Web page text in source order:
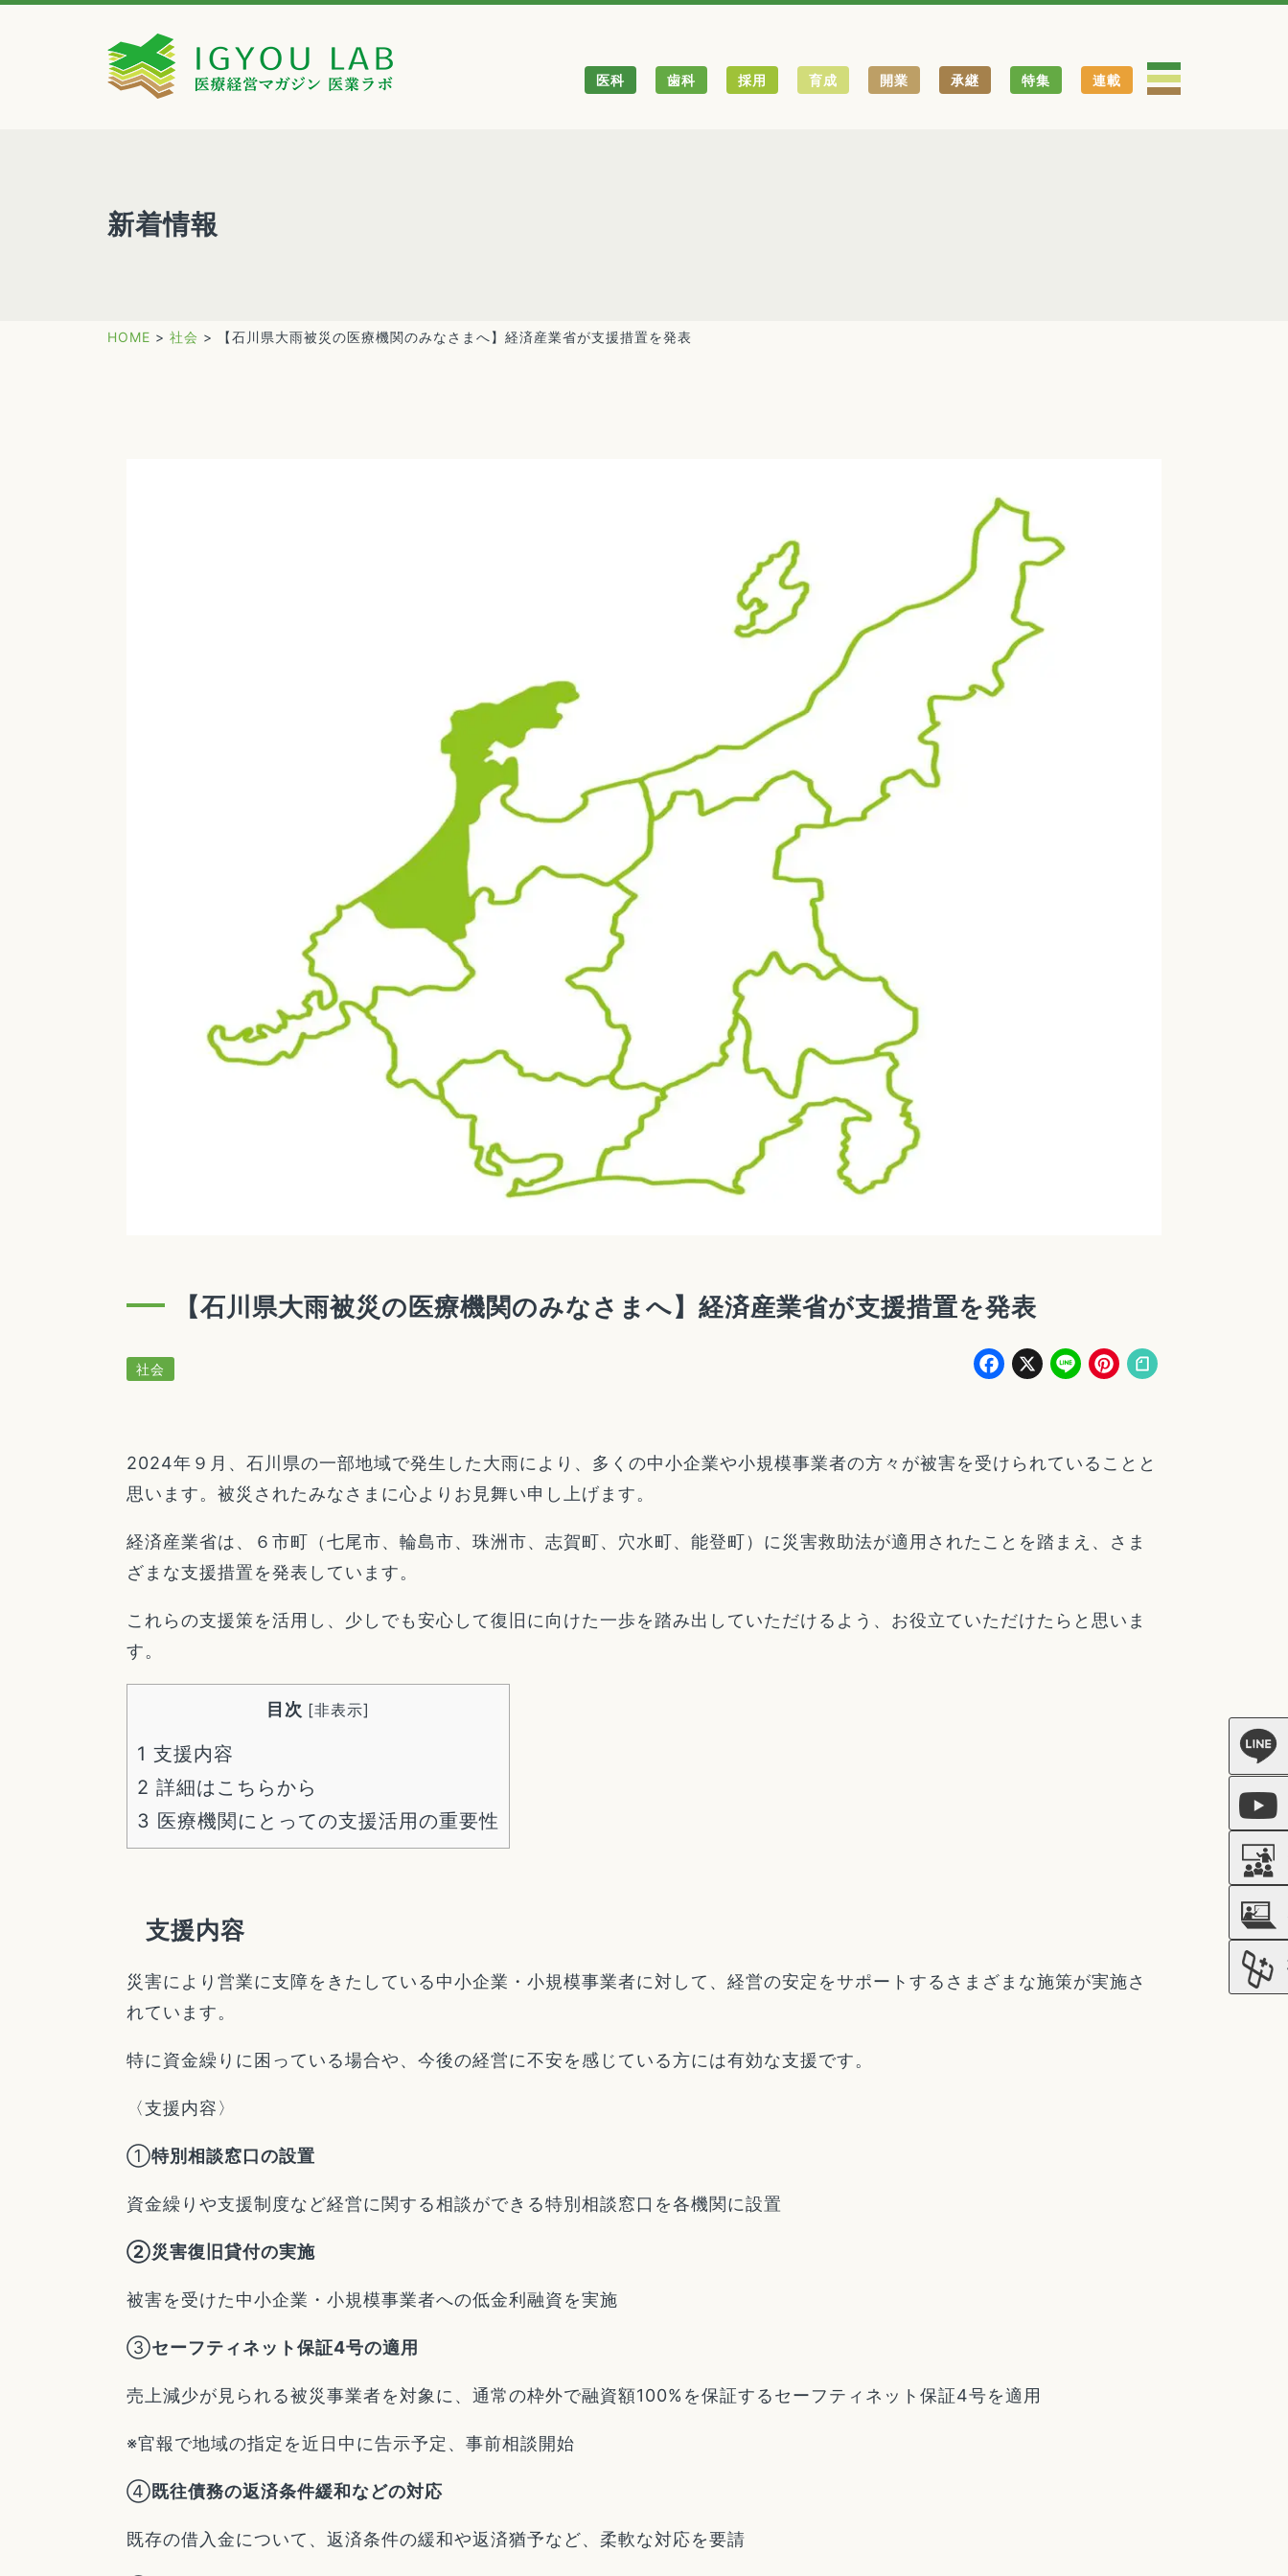
医科 歯科 採用 育成 開業 承継 特集 連載
新着情報
HOME > 社会 > 【石川県大雨被災の医療機関のみなさまへ】経済産業省が支援措置を発表
【石川県大雨被災の医療機関のみなさまへ】経済産業省が支援措置を発表
社会 Facebook
X LinePinterest
2024年９月、石川県の一部地域で発生した大雨により、多くの中小企業や小規模事業者の方々が被害を受けられていることと
思います。被災されたみなさまに心よりお見舞い申し上げます。
経済産業省は、６市町（七尾市、輪島市、珠洲市、志賀町、穴水町、能登町）に災害救助法が適用されたことを踏まえ、さま
ざまな支援措置を発表しています。
これらの支援策を活用し、少しでも安心して復旧に向けた一歩を踏み出していただけるよう、お役立ていただけたらと思いま
す。
目次 [非表示]
1 支援内容
2 詳細はこちらから
3 医療機関にとっての支援活用の重要性
支援内容
災害により営業に支障をきたしている中小企業・小規模事業者に対して、経営の安定をサポートするさまざまな施策が実施さ
れています。
特に資金繰りに困っている場合や、今後の経営に不安を感じている方には有効な支援です。
〈支援内容〉
①特別相談窓口の設置
資金繰りや支援制度など経営に関する相談ができる特別相談窓口を各機関に設置
②災害復旧貸付の実施
被害を受けた中小企業・小規模事業者への低金利融資を実施
③セーフティネット保証4号の適用
売上減少が見られる被災事業者を対象に、通常の枠外で融資額100%を保証するセーフティネット保証4号を適用
※官報で地域の指定を近日中に告示予定、事前相談開始
④既往債務の返済条件緩和などの対応
既存の借入金について、返済条件の緩和や返済猶予など、柔軟な対応を要請